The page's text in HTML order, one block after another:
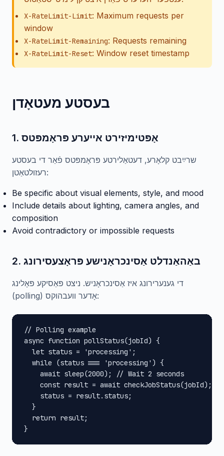
X-RateLimit-Limit: Maximum requests per
window
X-RateLimit-Remaining: Requests remaining
X-RateLimit-Reset: Window reset timestamp
בעסטע מעטאָדן
1. אָפּטימיזירט אייערע פּראָמפּטס
שרײַבט קלאָרע, דעטאַלירטע פּראָמפּטס פֿאַר די בעסטע
רעזולטאַטן:
Be specific about visual elements, style, and mood
Include details about lighting, camera angles, and
composition
Avoid contradictory or impossible requests
2. באַהאַנדלט אַסינכראָנישע פּראָצעסירונג
די גענערירונג איז אַסינכראָניש. ניצט פּאַסיקע פּאָלינג
(polling) אָדער וועבהוקס:
// Polling example
async function pollStatus(jobId) {
  let status = 'processing';
  while (status === 'processing') {
    await sleep(2000); // Wait 2 seconds
    const result = await checkJobStatus(jobId);
    status = result.status;
  }
  return result;
}